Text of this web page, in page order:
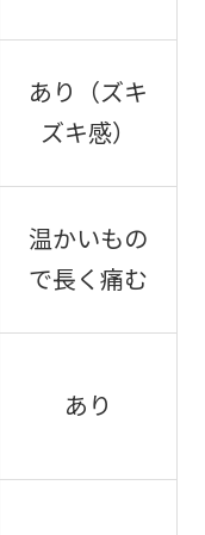
あり（ズキ
ズキ感）
温かいもの
で長く痛む
あり